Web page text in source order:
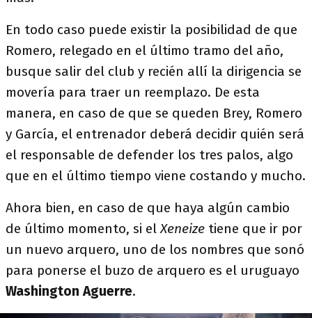
En todo caso puede existir la posibilidad de que
Romero, relegado en el último tramo del año,
busque salir del club y recién allí la dirigencia se
movería para traer un reemplazo. De esta
manera, en caso de que se queden Brey, Romero
y García, el entrenador deberá decidir quién será
el responsable de defender los tres palos, algo
que en el último tiempo viene costando y mucho.
Ahora bien, en caso de que haya algún cambio
de último momento, si el Xeneize tiene que ir por
un nuevo arquero, uno de los nombres que sonó
para ponerse el buzo de arquero es el uruguayo
Washington Aguerre.